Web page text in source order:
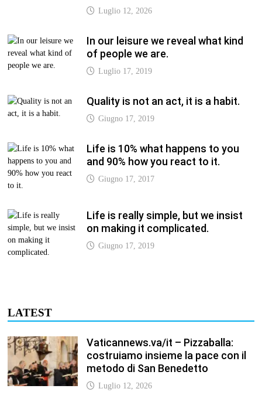
Luglio 12, 2026
In our leisure we reveal what kind
of people we are.
Luglio 17, 2019
Quality is not an act, it is a habit.
Giugno 17, 2019
Life is 10% what happens to you
and 90% how you react to it.
Giugno 17, 2017
Life is really simple, but we insist
on making it complicated.
Giugno 17, 2019
LATEST
Vaticannews.va/it – Pizzaballa:
costruiamo insieme la pace con il
metodo di San Benedetto
Luglio 12, 2026